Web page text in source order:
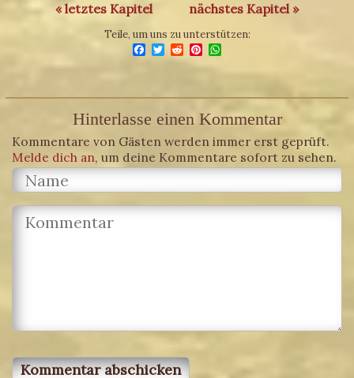
« letztes Kapitel nächstes Kapitel »
Teile, um uns zu unterstützen:
Facebook
Twitter
RedditPinterest
Hinterlasse einen Kommentar
Kommentare von Gästen werden immer erst geprüft.
Melde dich an, um deine Kommentare sofort zu sehen.